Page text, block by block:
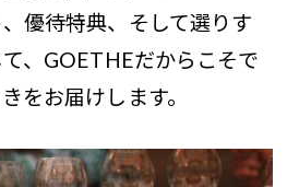
優待特典、そして選りす
、GOETHEだからこそで
をお届けします。